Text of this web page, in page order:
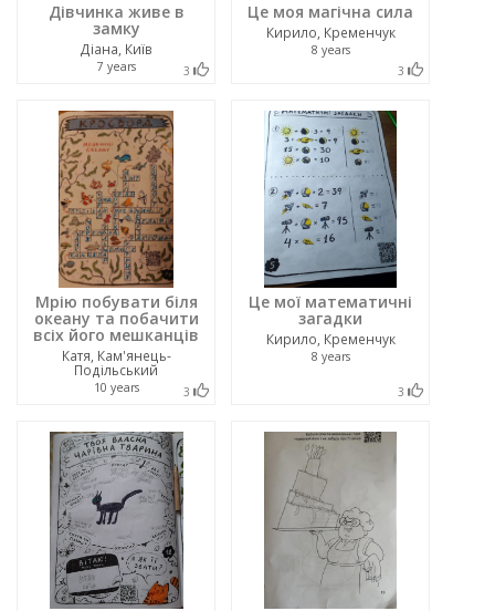
Дівчинка живе в
замку
Діана, Київ
7 years 3
Це моя магічна сила
Кирило, Кременчук
8 years
3
Мрію побувати біля
океану та побачити
всіх його мешканців
Катя, Кам'янець-
Подільський
10 years 3
Це мої математичні
загадки
Кирило, Кременчук
8 years
3